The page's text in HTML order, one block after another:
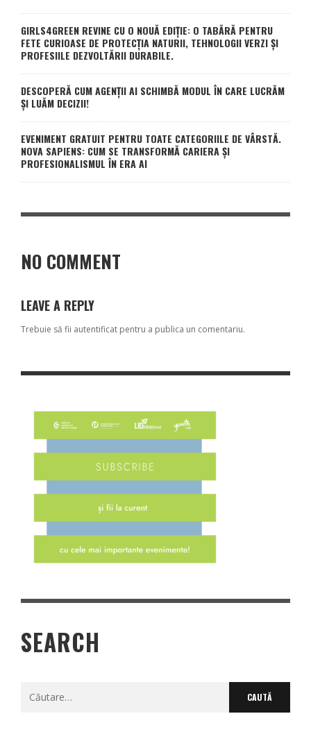
GIRLS4GREEN REVINE CU O NOUĂ EDIȚIE: O TABĂRĂ PENTRU
FETE CURIOASE DE PROTECȚIA NATURII, TEHNOLOGII VERZI ȘI
PROFESIILE DEZVOLTĂRII DURABILE.
DESCOPERĂ CUM AGENȚII AI SCHIMBĂ MODUL ÎN CARE LUCRĂM
ȘI LUĂM DECIZII!
EVENIMENT GRATUIT PENTRU TOATE CATEGORIILE DE VÂRSTĂ.
NOVA SAPIENS: CUM SE TRANSFORMĂ CARIERA ȘI
PROFESIONALISMUL ÎN ERA AI
NO COMMENT
LEAVE A REPLY
Trebuie să fii autentificat pentru a publica un comentariu.
SEARCH
Caută